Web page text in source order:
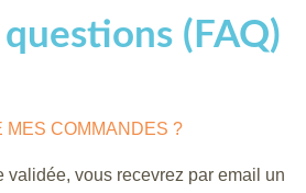
(FAQ)
MES COMMANDES ?
validée, vous recevrez par email un